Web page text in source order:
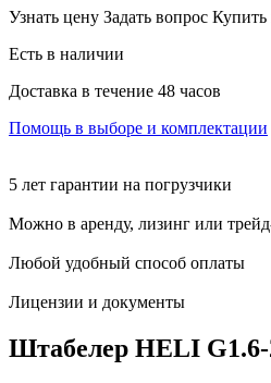
Узнать цену Задать вопрос Купить
Есть в наличии
Доставка в течение 48 часов
Помощь в выборе и комплектации
5 лет гарантии на погрузчики
Можно в аренду, лизинг или
Любой удобный способ оплаты
Лицензии и документы
Штабелер HELI G1.6-